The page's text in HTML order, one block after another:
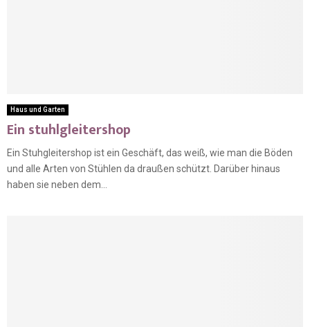
Haus und Garten
Ein stuhlgleitershop
Ein Stuhgleitershop ist ein Geschäft, das weiß, wie man die Böden
und alle Arten von Stühlen da draußen schützt. Darüber hinaus
haben sie neben dem...